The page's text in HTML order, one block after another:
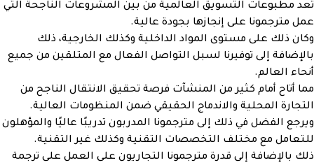
تعد مطبوعات التسويق العالمية من بين المشروعات الناجحة التي
عمل مترجمونا على إنجازها بجودة عالية.
وكان ذلك على مستوى المواد الداخلية وكذلك الخارجية، ذلك
بالإضافة إلى توفيرنا لسبل التواصل الفعال مع المتلقين من جميع
أنحاء العالم.
مما أتاح أمام كثير من المنشآت فرصة تحقيق الانتقال الناجح من
التجارة المحلية والاندماج الحقيقي ضمن المنظومات العالية.
ويرجع الفضل في ذلك إلى مترجمونا المدربون تدريبًا عاليًا والمؤهلون
للتعامل مع مختلف التخصصات التقنية وكذلك غير التقنية.
ذلك بالإضافة إلى قدرة مترجمونا التجاريون على العمل على ترجمة